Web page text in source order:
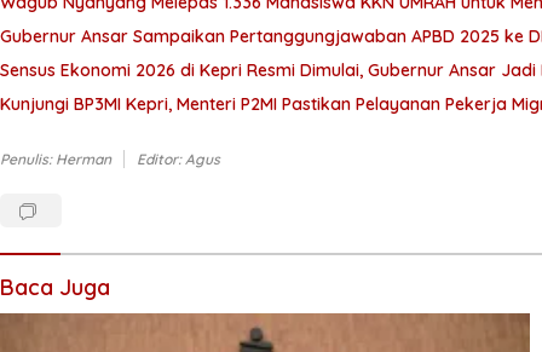
Gubernur Ansar Sampaikan Pertanggungjawaban APBD 2025 ke
Sensus Ekonomi 2026 di Kepri Resmi Dimulai, Gubernur Ansar
Kunjungi BP3MI Kepri, Menteri P2MI Pastikan Pelayanan Pekerja
Penulis: Herman Editor: Agus
Baca Juga